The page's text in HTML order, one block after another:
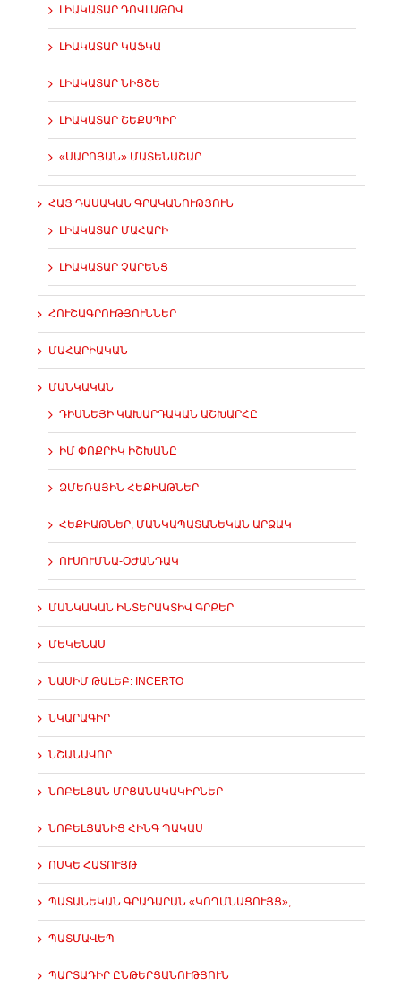
ԼԻԱԿԱՏԱՐ ԴՈՎԼԱԹՈՎ
ԼԻԱԿԱՏԱՐ ԿԱՖԿԱ
ԼԻԱԿԱՏԱՐ ՆԻՑՇԵ
ԼԻԱԿԱՏԱՐ ՇԵՔՍՊԻՐ
«ՍԱՐՈՅԱՆ» ՄԱՏԵՆԱՇԱՐ
ՀԱՅ ԴԱՍԱԿԱՆ ԳՐԱԿԱՆՈՒԹՅՈՒՆ
ԼԻԱԿԱՏԱՐ ՄԱՀԱՐԻ
ԼԻԱԿԱՏԱՐ ՉԱՐԵՆՑ
ՀՈՒՇԱԳՐՈՒԹՅՈՒՆՆԵՐ
ՄԱՀԱՐԻԱԿԱՆ
ՄԱՆԿԱԿԱՆ
ԴԻՍՆԵՅԻ ԿԱԽԱՐԴԱԿԱՆ ԱՇԽԱՐՀԸ
ԻՄ ՓՈՔՐԻԿ ԻՇԽԱՆԸ
ՁՄԵՌԱՅԻՆ ՀԵՔԻԱԹՆԵՐ
ՀԵՔԻԱԹՆԵՐ, ՄԱՆԿԱՊԱՏԱՆԵԿԱՆ ԱՐՁԱԿ
ՈՒՍՈՒՄՆԱ-ՕԺԱՆԴԱԿ
ՄԱՆԿԱԿԱՆ ԻՆՏԵՐԱԿՏԻՎ ԳՐՔԵՐ
ՄԵԿԵՆԱՍ
ՆԱՍԻՄ ԹԱԼԵԲ: INCERTO
ՆԿԱՐԱԳԻՐ
ՆՇԱՆԱՎՈՐ
ՆՈԲԵԼՅԱՆ ՄՐՑԱՆԱԿԱԿԻՐՆԵՐ
ՆՈԲԵԼՅԱՆԻՑ ՀԻՆԳ ՊԱԿԱՍ
ՈՍԿԵ ՀԱՏՈՒՅԹ
ՊԱՏԱՆԵԿԱՆ ԳՐԱԴԱՐԱՆ «ԿՈՂՄՆԱՑՈՒՅՑ»,
ՊԱՏՄԱՎԵՊ
ՊԱՐՏԱԴԻՐ ԸՆԹԵՐՑԱՆՈՒԹՅՈՒՆ